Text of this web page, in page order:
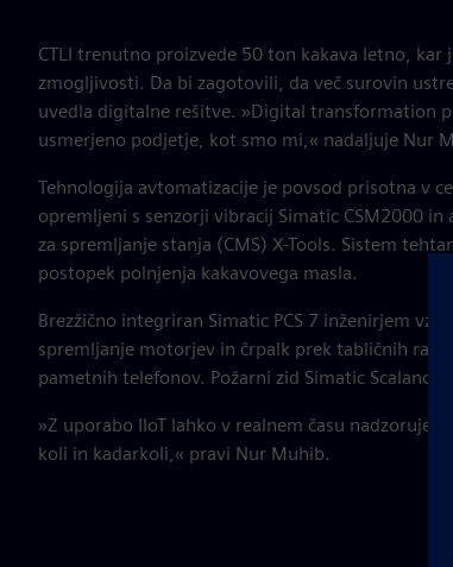
CTLI trenutno proizvede 50 ton kakava letno, kar
zmogljivosti. Da bi zagotovili, da več surovin
uvedla digitalne rešitve. »Digital transformation
usmerjeno podjetje, kot smo mi,« nadaljuje Nur
Tehnologija avtomatizacije je povsod prisotna v
opremljeni s senzorji vibracij Simatic CSM2000
za spremljanje stanja (CMS) X-Tools. Sistem
postopek polnjenja kakavovega masla.
Brezžično integriran Simatic PCS 7 inženirjem
spremljanje motorjev in črpalk prek tabličnih
pametnih telefonov. Požarni zid Simatic
»Z uporabo IIoT lahko v realnem času
koli in kadarkoli,« pravi Nur Muhib.